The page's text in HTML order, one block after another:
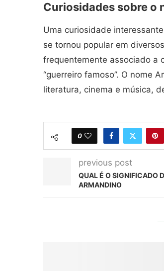
Curiosidades sobre o
Uma curiosidade
se tornou popular em
frequentemente associado a
“guerreiro famoso”. O nome
literatura, cinema e música,
0
previous post
QUAL É O SIGNIFICADO
ARMANDINO